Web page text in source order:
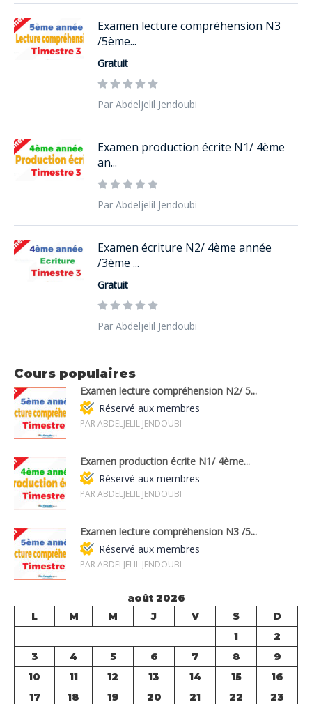
Examen lecture compréhension N3
/5ème...
Gratuit
Par Abdeljelil Jendoubi
Examen production écrite N1/ 4ème
an...
Par Abdeljelil Jendoubi
Examen écriture N2/ 4ème année
/3ème ...
Gratuit
Par Abdeljelil Jendoubi
Cours populaires
Examen lecture compréhension N2/ 5...
Réservé aux membres
PAR ABDELJELIL JENDOUBI
Examen production écrite N1/ 4ème...
Réservé aux membres
PAR ABDELJELIL JENDOUBI
Examen lecture compréhension N3 /5...
Réservé aux membres
PAR ABDELJELIL JENDOUBI
août 2026
L
M M J V S
D
1
2
3
4 5 6 7 8
9
10
11 12 13 14 15
16
17
18 19 20 21 22
23